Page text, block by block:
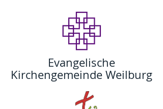
Evangelische
Kirchengemeinde Weilburg